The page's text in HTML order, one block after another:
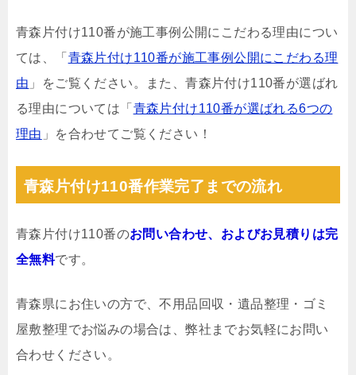
青森片付け110番が施工事例公開にこだわる理由につい
ては、「 青森片付け110番が施工事例公開にこだわる理
由 」をご覧ください。また、青森片付け110番が選ばれ
る理由については「 青森片付け110番が選ばれる6つの
理由 」を合わせてご覧ください！
青森片付け110番作業完了までの流れ
青森片付け110番のお問い合わせ、およびお見積りは完
全無料です。
青森県にお住いの方で、不用品回収・遺品整理・ゴミ
屋敷整理でお悩みの場合は、弊社までお気軽にお問い
合わせください。